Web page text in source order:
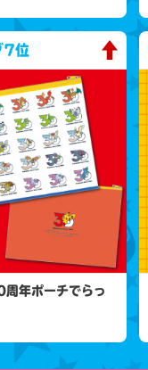
7位
年ポーチでらっ